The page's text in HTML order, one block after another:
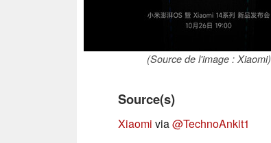
(Source de l'image : Xiaomi)
Source(s)
Xiaomi via@TechnoAnkit1